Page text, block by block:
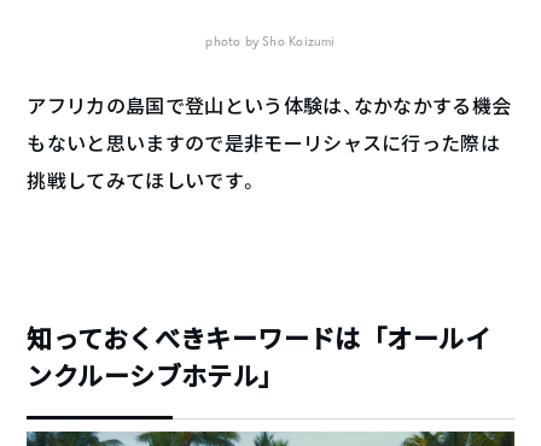
photo by Sho Koizumi
アフリカの島国で登山という体験は、なかなかする機会
もないと思いますので是非モーリシャスに行った際は
挑戦してみてほしいです。
知っておくべきキーワードは「オールイ
ンクルーシブホテル」